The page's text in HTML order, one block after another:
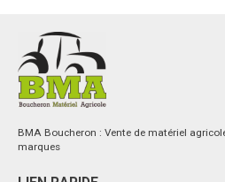
BMA Boucheron : Vente de matériel
marques